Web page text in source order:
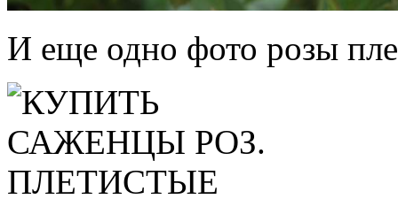
И еще одно фото розы